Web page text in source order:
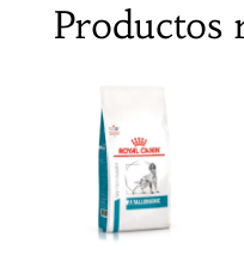
Productos